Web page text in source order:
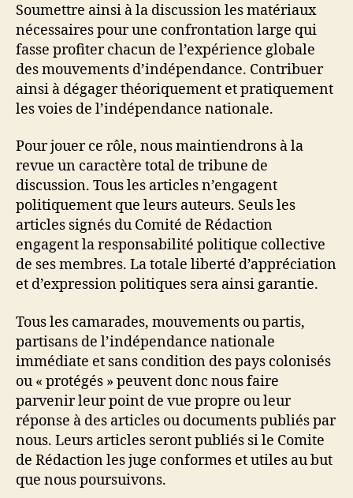
Soumettre ainsi à la discussion les matériaux
nécessaires pour une confrontation large qui
fasse profiter chacun de l’expérience globale
des mouvements d’indépendance. Contribuer
ainsi à dégager théoriquement et pratiquement
les voies de l’indépendance nationale.
Pour jouer ce rôle, nous maintiendrons à la
revue un caractère total de tribune de
discussion. Tous les articles n’engagent
politiquement que leurs auteurs. Seuls les
articles signés du Comité de Rédaction
engagent la responsabilité politique collective
de ses membres. La totale liberté d’appréciation
et d’expression politiques sera ainsi garantie.
Tous les camarades, mouvements ou partis,
partisans de l’indépendance nationale
immédiate et sans condition des pays colonisés
ou « protégés » peuvent donc nous faire
parvenir leur point de vue propre ou leur
réponse à des articles ou documents publiés par
nous. Leurs articles seront publiés si le Comite
de Rédaction les juge conformes et utiles au but
que nous poursuivons.